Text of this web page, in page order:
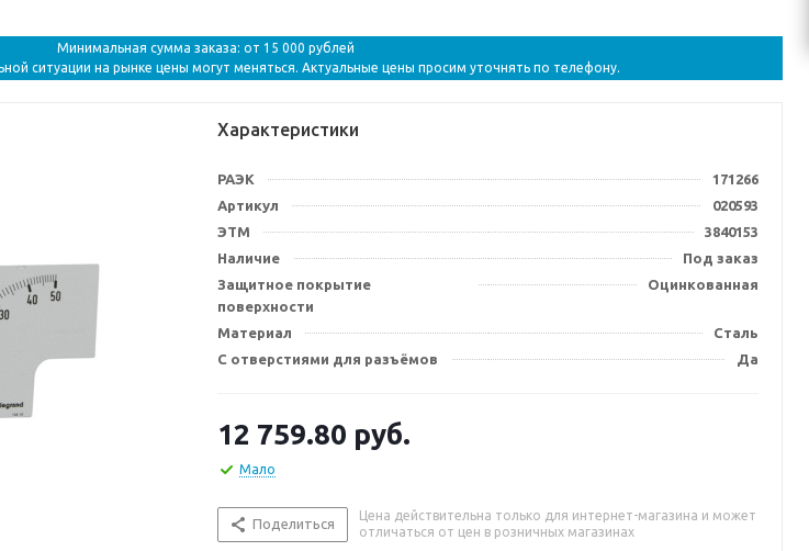
Минимальная сумма заказа: от 15 000 рублей
ситуации на рынке цены могут меняться. Актуальные цены просим уточнять по телефону.
Характеристики
РАЭК
171266
Артикул
020593
ЭТМ
3840153
Наличие
Под заказ
Защитное покрытие
поверхности
Оцинкованная
Материал
Сталь
С отверстиями для разъёмов
Да
12 759.80 руб.
Мало
Поделиться
Цена действительна только для интернет-магазина и может
отличаться от цен в розничных магазинах